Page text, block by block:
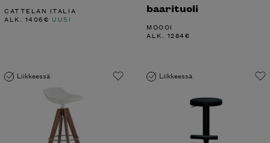
CATTELAN ITALIA
ALK. 1406€ UUSI
baarituoli
MOOOI
ALK. 1284€
Liikkeessä Liikkeessä